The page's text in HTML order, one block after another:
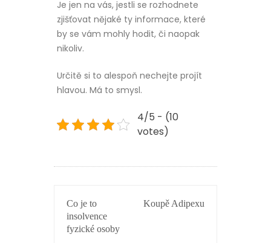
Je jen na vás, jestli se rozhodnete
zjišťovat nějaké ty informace, které
by se vám mohly hodit, či naopak
nikoliv.
Určitě si to alespoň nechejte projít
hlavou. Má to smysl.
4/5 - (10
votes)
PRO
PŘÍSPĚVEK
Co je to
insolvence
fyzické osoby
Koupě Adipexu